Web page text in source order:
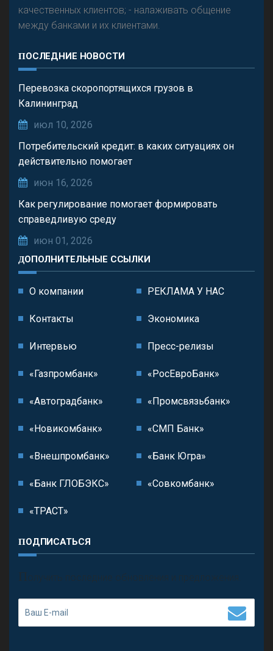
качественных клиентов; - налаживать общение
между банками и их клиентами.
ПОСЛЕДНИЕ НОВОСТИ
Перевозка скоропортящихся грузов в
Калининград
июл 10, 2026
Потребительский кредит: в каких ситуациях он
действительно помогает
июн 16, 2026
Как регулирование помогает формировать
справедливую среду
июн 01, 2026
ДОПОЛНИТЕЛЬНЫЕ ССЫЛКИ
О компании РЕКЛАМА У НАС
Контакты Экономика
Интервью Пресс-релизы
«Газпромбанк» «РосЕвроБанк»
«Автоградбанк» «Промсвязьбанк»
«Новикомбанк» «СМП Банк»
«Внешпромбанк» «Банк Югра»
«Банк ГЛОБЭКС» «Совкомбанк»
«ТРАСТ»
ПОДПИСАТЬСЯ
П олучить последние обновления и предложения.